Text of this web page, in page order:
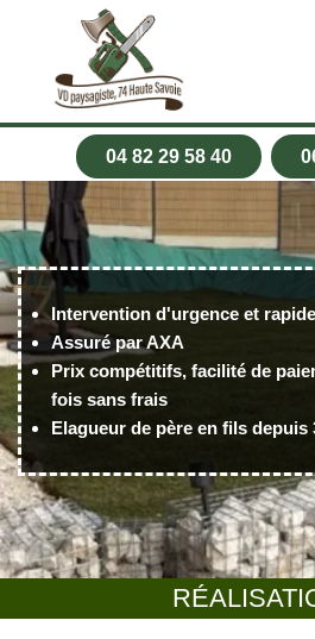
04 82 29 58 40
Intervention d'urgence et rapide
Assuré par AXA
Prix compétitifs, facilité de
fois sans frais
Elagueur de père en fils depuis